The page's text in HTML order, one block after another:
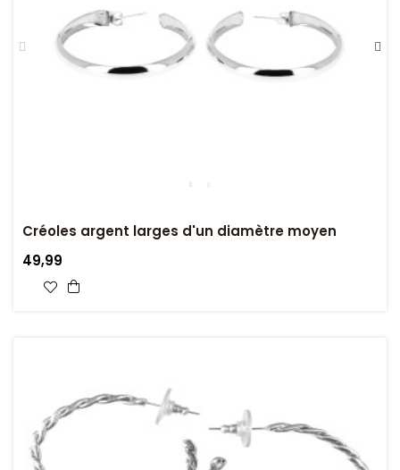
Créoles argent larges d'un diamètre moyen
49,99